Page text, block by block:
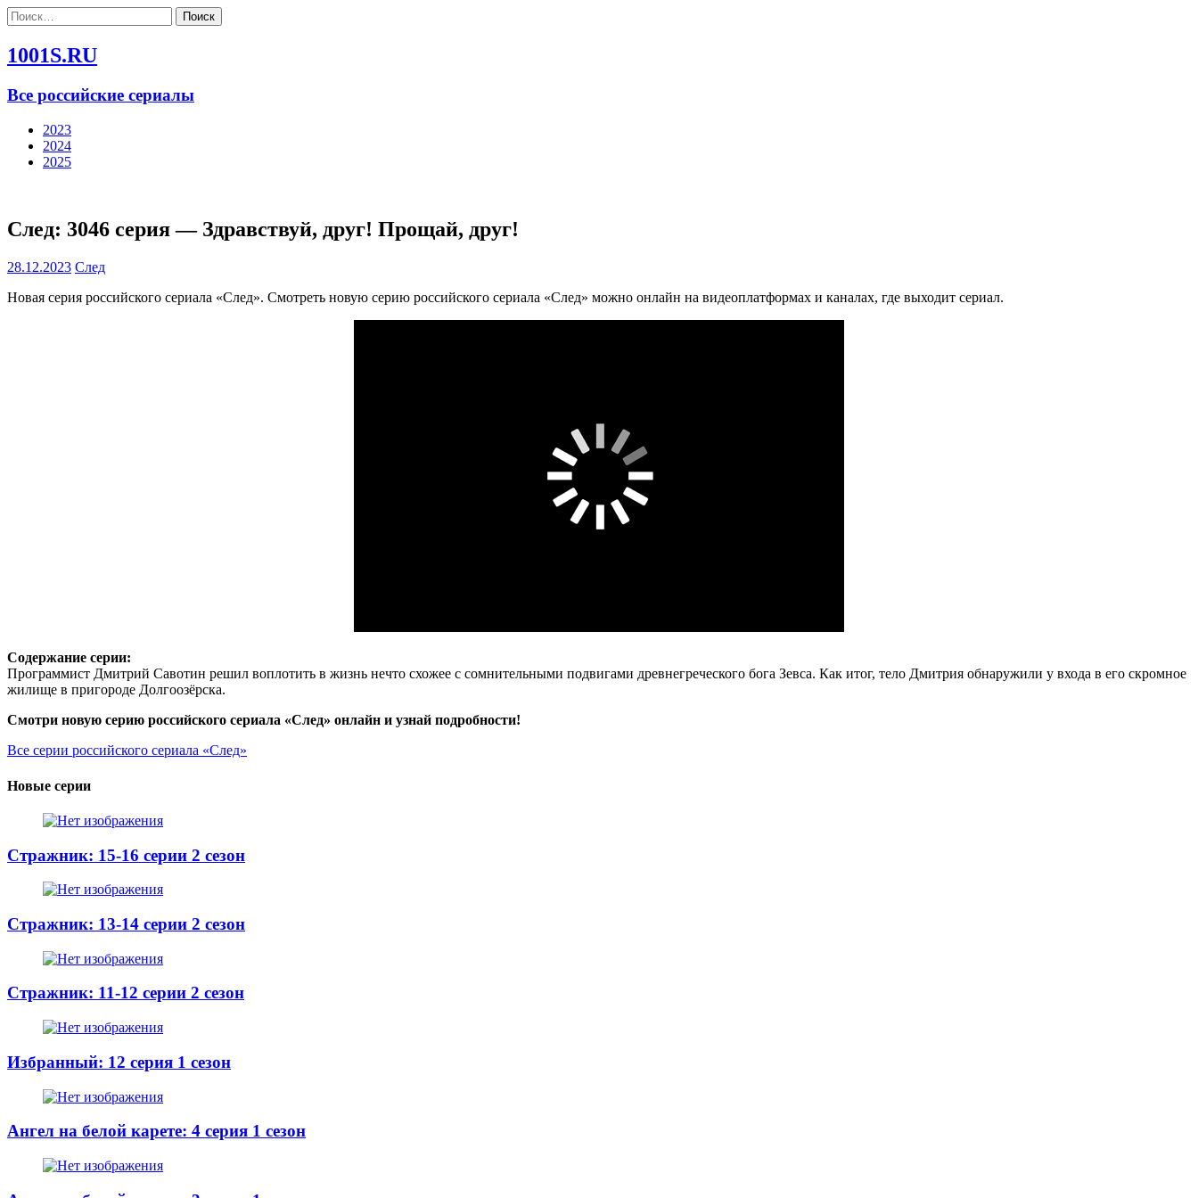
Найти:
1001S.RU
Все российские сериалы
2023
2024
2025
След: 3046 серия — Здравствуй, друг! Прощай, друг!
28.12.2023 След
Новая серия российского сериала «След». Смотреть новую серию российского сериала «След» можно онлайн на видеоплатформах и каналах, где выходит сериал.
Содержание серии:
Программист Дмитрий Савотин решил воплотить в жизнь нечто схожее с сомнительными подвигами древнегреческого бога Зевса. Как итог, тело Дмитрия обнаружили у входа в его скромное
жилище в пригороде Долгоозёрска.
Смотри новую серию российского сериала «След» онлайн и узнай подробности!
Все серии российского сериала «След»
Новые серии
Стражник: 15-16 серии 2 сезон
Стражник: 13-14 серии 2 сезон
Стражник: 11-12 серии 2 сезон
Избранный: 12 серия 1 сезон
Ангел на белой карете: 4 серия 1 сезон